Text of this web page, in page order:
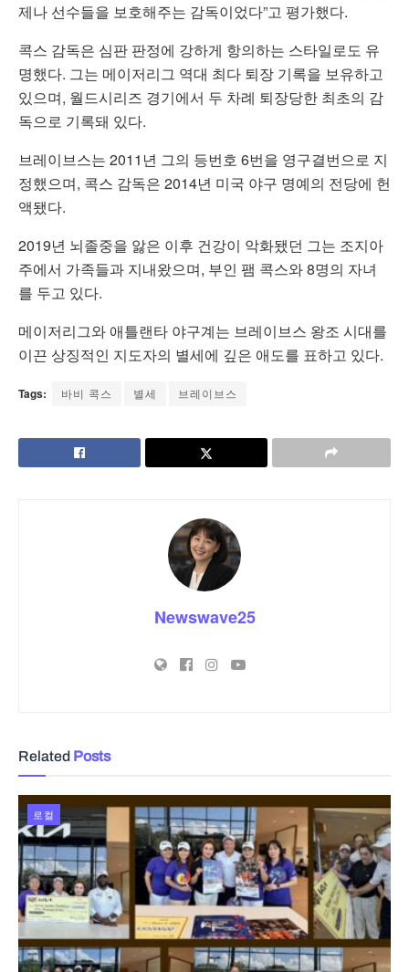
제나 선수들을 보호해주는 감독이었다”고 평가했다.
콕스 감독은 심판 판정에 강하게 항의하는 스타일로도 유
명했다. 그는 메이저리그 역대 최다 퇴장 기록을 보유하고
있으며, 월드시리즈 경기에서 두 차례 퇴장당한 최초의 감
독으로 기록돼 있다.
브레이브스는 2011년 그의 등번호 6번을 영구결번으로 지
정했으며, 콕스 감독은 2014년 미국 야구 명예의 전당에 헌
액됐다.
2019년 뇌졸중을 앓은 이후 건강이 악화됐던 그는 조지아
주에서 가족들과 지내왔으며, 부인 팸 콕스와 8명의 자녀
를 두고 있다.
메이저리그와 애틀랜타 야구계는 브레이브스 왕조 시대를
이끈 상징적인 지도자의 별세에 깊은 애도를 표하고 있다.
Tags: 바비 콕스 별세 브레이브스
Newswave25
Related Posts
로컬